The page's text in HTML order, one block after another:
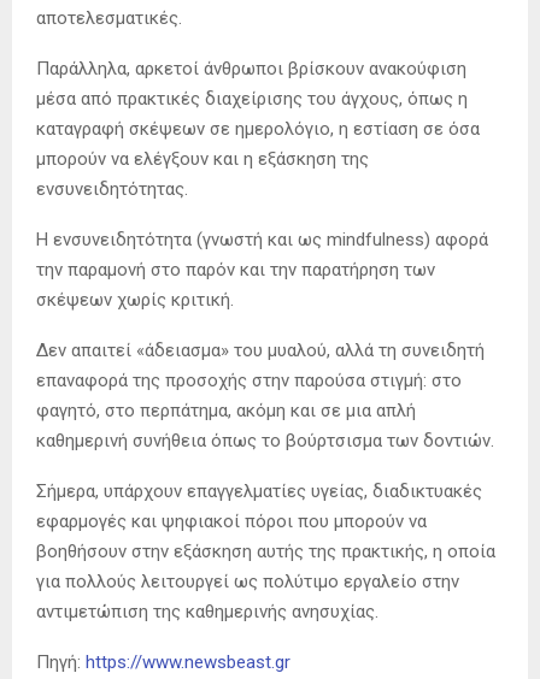
αποτελεσματικές.
Παράλληλα, αρκετοί άνθρωποι βρίσκουν ανακούφιση
μέσα από πρακτικές διαχείρισης του άγχους, όπως η
καταγραφή σκέψεων σε ημερολόγιο, η εστίαση σε όσα
μπορούν να ελέγξουν και η εξάσκηση της
ενσυνειδητότητας.
Η ενσυνειδητότητα (γνωστή και ως mindfulness) αφορά
την παραμονή στο παρόν και την παρατήρηση των
σκέψεων χωρίς κριτική.
Δεν απαιτεί «άδειασμα» του μυαλού, αλλά τη συνειδητή
επαναφορά της προσοχής στην παρούσα στιγμή: στο
φαγητό, στο περπάτημα, ακόμη και σε μια απλή
καθημερινή συνήθεια όπως το βούρτσισμα των δοντιών.
Σήμερα, υπάρχουν επαγγελματίες υγείας, διαδικτυακές
εφαρμογές και ψηφιακοί πόροι που μπορούν να
βοηθήσουν στην εξάσκηση αυτής της πρακτικής, η οποία
για πολλούς λειτουργεί ως πολύτιμο εργαλείο στην
αντιμετώπιση της καθημερινής ανησυχίας.
Πηγή: https://www.newsbeast.gr